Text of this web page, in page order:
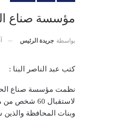
مؤسسة صناع
بواسطة جريدة الرئيس
كتب عبد الناصر البنا :
نظمت مؤسسة صناع
وبنات المحافظة والذين